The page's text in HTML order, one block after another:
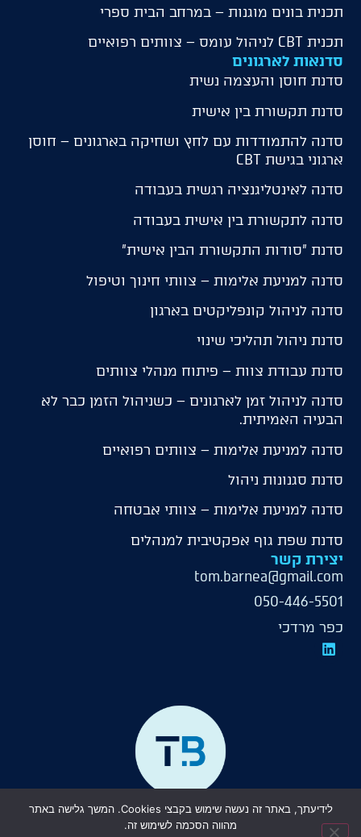
תכנית בונים מוגנות – במרחב הבית ספרי
תכנית CBT לניהול עומס – צוותים רפואיים
סדנאות לארגונים
סדנת חוסן והעצמה נשית
סדנת תקשורת בין אישית
סדנה להתמודדות עם לחץ ושחיקה בארגונים – חוסן
ארגוני בגישת CBT
סדנה לאינטליגנציה רגשית בעבודה
סדנה לתקשורת בין אישית בעבודה
סדנת "סודות התקשורת הבין אישית"
סדנה למניעת אלימות – צוותי חינוך וטיפול
סדנה לניהול קונפליקטים בארגון
סדנת ניהול תהליכי שינוי
סדנת עבודת צוות – פיתוח מנהלי צוותים
סדנה לניהול זמן לארגונים – כשניהול הזמן כבר לא
הבעיה האמיתית.
סדנה למניעת אלימות – צוותים רפואיים
סדנת סגנונות ניהול
סדנה למניעת אלימות – צוותי אבטחה
סדנת שפת גוף אפקטיבית למנהלים
יצירת קשר
tom.barnea@gmail.com
050-446-5501
כפר מרדכי
כל הזכויות שמורות © תום ברנע ייעוץ ארגוני ופיתוח אישי
עיצוב ופיתוח אתר |סטודיו נויה
לידיעתך, באתר זה נעשה שימוש בקבצי Cookies. המשך גלישה באתר
מהווה הסכמה לשימוש זה.